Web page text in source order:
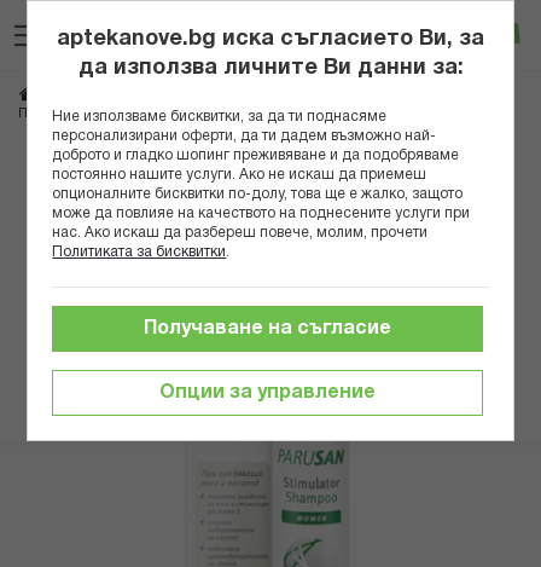
към
съдържанието
Вход
ПАРУСАН СТИМУЛИРАЩ ШАМПОАН ПРОТИВ КОСОПАД ЗА ЖЕНИ 200МЛ
Преминете
края
aptekanove.bg иска съгласието Ви, за
да използва личните Ви данни за:
Ние използваме бисквитки, за да ти поднасяме
персонализирани оферти, да ти дадем възможно най-
доброто и гладко шопинг преживяване и да подобряваме
постоянно нашите услуги. Ако не искаш да приемеш
опционалните бисквитки по-долу, това ще е жалко, защото
може да повлияе на качеството на поднесените услуги при
нас. Ако искаш да разбереш повече, молим, прочети
Политиката за бисквитки
Опции за управление
Получаване на съгласие